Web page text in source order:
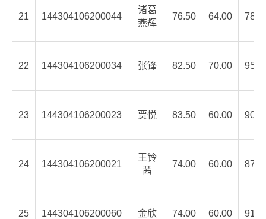
21 144304106200044
诸葛
燕辉
76.50 64.00
22 144304106200034 张锋 82.50 70.00
23 144304106200023 贾悦 83.50 60.00
24 144304106200021
王铃
茜
74.00 60.00
25 144304106200060 金欣 74.00 60.00